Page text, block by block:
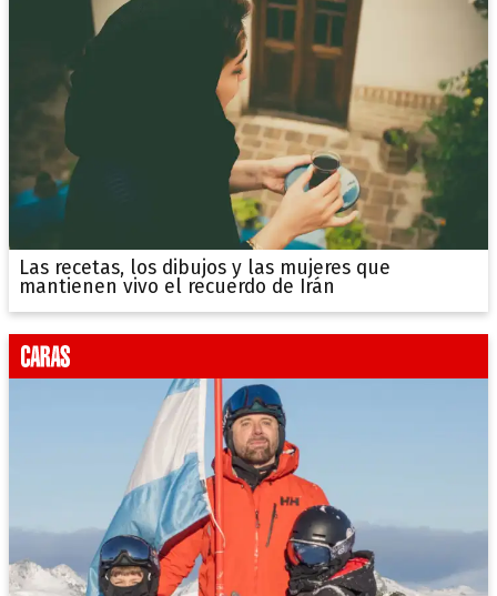
Las recetas, los dibujos y las mujeres que
mantienen vivo el recuerdo de Irán